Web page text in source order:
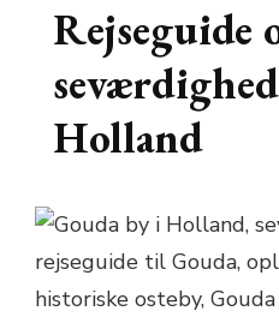
Rejseguide
Holland